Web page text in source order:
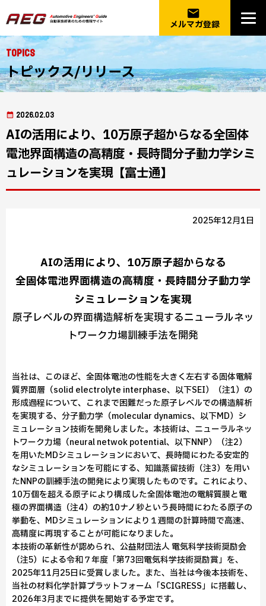
email
メルマガ登録
Topics
トピックス/リリース
2026.02.03
AIの活用により、10万原子超からなる全固体
電池界面構造の高精度・長時間分子動力学シミ
ュレーションを実現【富士通】
2025年12月1日
AIの活用により、10万原子超からなる
全固体電池界面構造の高精度・長時間分子動力学
シミュレーションを実現
原子レベルの界面構造解析を実現するニューラルネッ
トワーク力場訓練手法を開発
当社は、このほど、全固体電池の性能を大きく左右する固体電解
質界面層（solid electrolyte interphase、以下SEI）（注1）の
形成過程について、これまで困難だった原子レベルでの構造解析
を実現する、分子動力学（molecular dynamics、以下MD）シ
ミュレーション技術を開発しました。本技術は、ニューラルネッ
トワーク力場（neural netwok potential、以下NNP）（注2）
を用いたMDシミュレーションにおいて、長時間にわたる安定的
なシミュレーションを可能にする、知識蒸留技術（注3）を用い
たNNPの訓練手法の開発により実現したものです。これにより、
10万個を超える原子により構成した全固体電池の電解質膜と電
極の界面構造（注4）の約10ナノ秒という長時間にわたる原子の
挙動を、MDシミュレーションにより１週間の計算時間で高速、
高精度に再現することが可能になりました。
本技術の革新性が認められ、公益財団法人 電気科学技術奨励会
（注5）による令和７年度「第73回電気科学技術奨励賞」を、
2025年11月25日に受賞しました。また、当社は今後本技術を、
当社の材料化学計算プラットフォーム「SCIGRESS」に搭載し、
2026年3月までに提供を開始する予定です。